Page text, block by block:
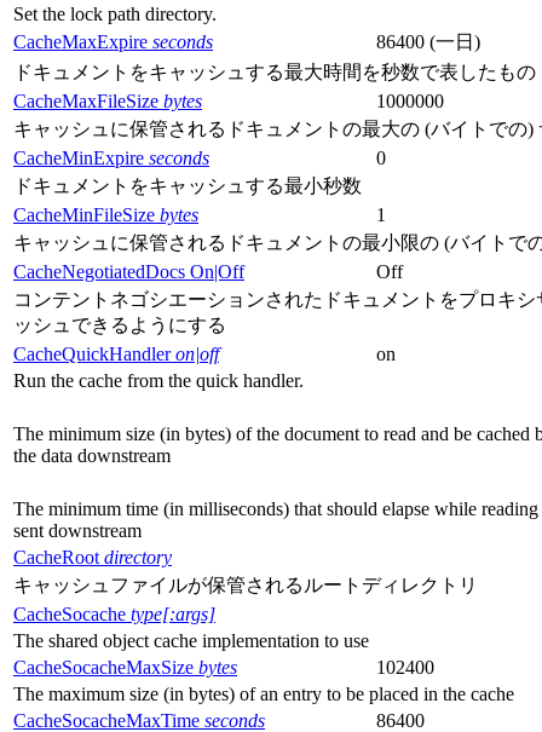
Set the lock path directory.
CacheMaxExpire seconds
86400 (一日)
ドキュメントをキャッシュする最大時間を秒数で表したもの
CacheMaxFileSize bytes
1000000
キャッシュに保管されるドキュメントの最大の (バイトでの)
CacheMinExpire seconds
0
ドキュメントをキャッシュする最小秒数
CacheMinFileSize bytes
1
キャッシュに保管されるドキュメントの最小限の (バイトで
CacheNegotiatedDocs On|Off
Off
コンテントネゴシエーションされたドキュメントをプロキシ
ッシュできるようにする
CacheQuickHandleron|off
on
Run the cache from the quick handler.
The minimum size (in bytes) of the document to read and be cached
the data downstream
The minimum time (in milliseconds) that should elapse while reading
sent downstream
CacheRoot directory
キャッシュファイルが保管されるルートディレクトリ
CacheSocache type[:args]
The shared object cache implementation to use
CacheSocacheMaxSize bytes
102400
The maximum size (in bytes) of an entry to be placed in the cache
CacheSocacheMaxTime seconds
86400